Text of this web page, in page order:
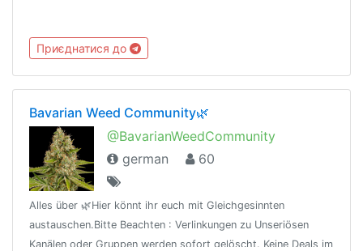
Приєднатися до
Bavarian Weed Community🌿
@BavarianWeedCommunity
german
60
Alles über 🌿Hier könnt ihr euch mit Gleichgesinnten
austauschen.Bitte Beachten : Verlinkungen zu Unseriösen
Kanälen oder Gruppen werden sofort gelöscht. Keine Deals im